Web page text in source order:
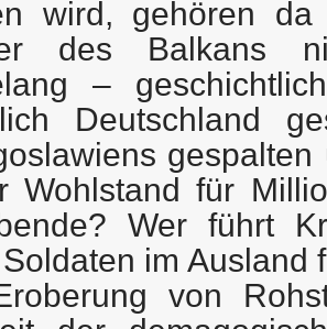
wird, gehören
des Balkans
–
Deutschland
Wohlstand für
Wer führt
im Ausland
von